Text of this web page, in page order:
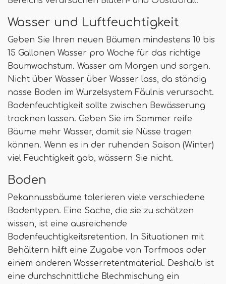
Wasser und Luftfeuchtigkeit
Geben Sie Ihren neuen Bäumen mindestens 10 bis
15 Gallonen Wasser pro Woche für das richtige
Baumwachstum. Wasser am Morgen und sorgen.
Nicht über Wasser über Wasser lass, da ständig
nasse Boden im Wurzelsystem Fäulnis verursacht.
Bodenfeuchtigkeit sollte zwischen Bewässerung
trocknen lassen. Geben Sie im Sommer reife
Bäume mehr Wasser, damit sie Nüsse tragen
können. Wenn es in der ruhenden Saison (Winter)
viel Feuchtigkeit gab, wässern Sie nicht.
Boden
Pekannussbäume tolerieren viele verschiedene
Bodentypen. Eine Sache, die sie zu schätzen
wissen, ist eine ausreichende
Bodenfeuchtigkeitsretention. In Situationen mit
Behältern hilft eine Zugabe von Torfmoos oder
einem anderen Wasserretentmaterial. Deshalb ist
eine durchschnittliche Blechmischung ein